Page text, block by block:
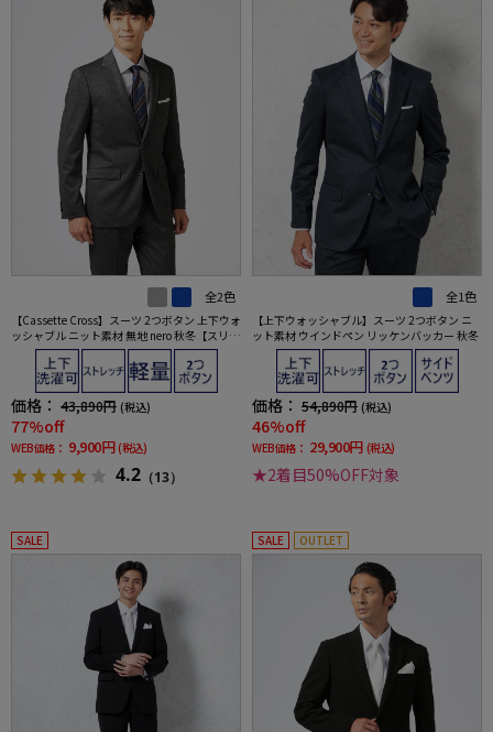
全2色
【Cassette Cross】スーツ 2つボタン 上下ウォ
ッシャブル ニット素材 無地 nero 秋冬【スリム
デザイン】
価格： 43,890円 (税込)
77%off
WEB価格： 9,900円 (税込)
4.2 （13）
全1色
【上下ウォッシャブル】スーツ 2つボタン ニ
ット素材 ウインドペン リッケンバッカー 秋冬
価格： 54,890円 (税込)
46%off
WEB価格： 29,900円 (税込)
★2着目50%OFF対象
SALE SALE OUTLET